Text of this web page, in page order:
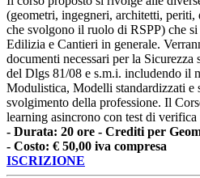
(geometri, ingegneri, architetti,
che svolgono il ruolo di RSPP) che
Edilizia e Cantieri in generale.
documenti necessari per la
del Dlgs 81/08 e s.m.i. includendo il
Modulistica, Modelli standardizzati e
svolgimento della professione. Il
learning asincrono con test di verifica
- Durata: 20 ore - Crediti per
- Costo: € 50,00 iva compresa
ISCRIZIONE